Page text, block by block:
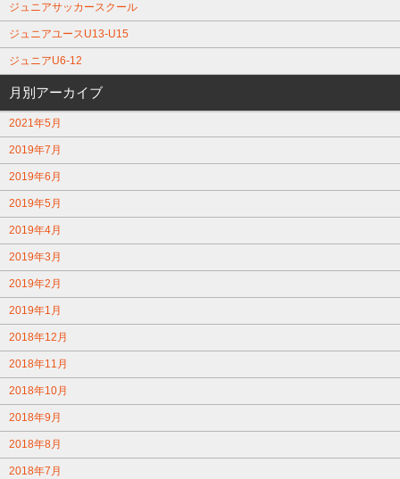
ジュニアサッカースクール
ジュニアユースU13-U15
ジュニアU6-12
月別アーカイブ
2021年5月
2019年7月
2019年6月
2019年5月
2019年4月
2019年3月
2019年2月
2019年1月
2018年12月
2018年11月
2018年10月
2018年9月
2018年8月
2018年7月